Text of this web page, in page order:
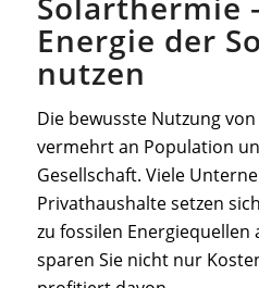
Energie der
nutzen
Die bewusste Nutzung von
vermehrt an Population
Gesellschaft. Viele
Privathaushalte setzen
zu fossilen Energiequellen
sparen Sie nicht nur